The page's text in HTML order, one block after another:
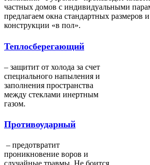
частных домов с индивидуальными
предлагаем окна стандартных размеров
конструкции «в пол».
Теплосберегающий
– защитит от холода за счет
специального напыления и
заполнения пространства
между стеклами инертным
газом.
Противоударный
– предотвратит
проникновение воров и